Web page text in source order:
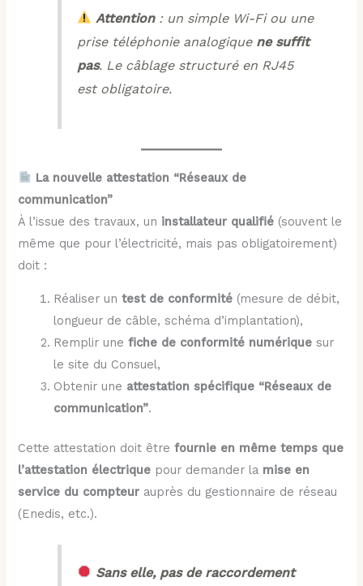
Attention: un simple Wi-Fi ou une
prise téléphonie analogique ne suffit
pas. Le câblage structuré en RJ45
est obligatoire.
La nouvelle attestation “Réseaux de
communication”
À l’issue des travaux, un installateur qualifié (souvent le
même que pour l’électricité, mais pas obligatoirement)
doit :
Réaliser untest de conformité (mesure de débit,
longueur de câble, schéma d’implantation),
Remplir unefiche de conformité numérique sur
le site du Consuel,
Obtenir une attestation spécifique “Réseaux de
communication”.
Cette attestation doit êtrefournie en même temps que
l’attestation électrique pour demander la mise en
service du compteur auprès du gestionnaire de réseau
(Enedis, etc.).
Sans elle, pas de raccordement